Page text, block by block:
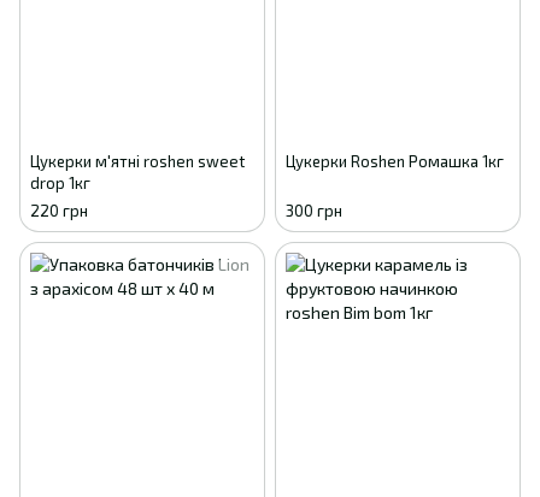
Цукерки м'ятні roshen sweet
drop 1кг
220 грн
Цукерки Roshen Ромашка 1кг
300 грн